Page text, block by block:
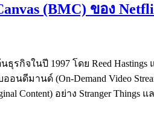
(BMC) ของ
กิจในปี 1997 โดย Reed
นดีมานด์ (On-Demand Video
อย่าง Stranger Things